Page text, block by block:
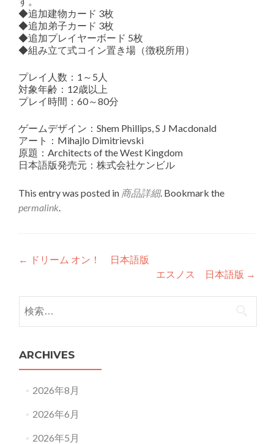
◆追加建物カード 3枚
◆追加弟子カード 3枚
◆追加プレイヤーボード 5枚
◆組み立て式コイン置き場（徴税所用）
プレイ人数：1～5人
対象年齢：12歳以上
プレイ時間：60～80分
ゲームデザイン：Shem Phillips, S J Macdonald
アート：Mihajlo Dimitrievski
原題：Architects of the West Kingdom
日本語版発売元：株式会社ケンビル
This entry was posted in 商品詳細. Bookmark the
permalink.
Post
← ドリーム オン！ 日本語版
エスノス 日本語版 →
索:
ARCHIVES
2026年8月
2026年6月
2026年5月